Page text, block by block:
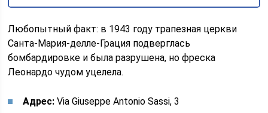
Любопытный факт: в 1943 году трапезная церкви
Санта-Мария-делле-Грация подверглась
бомбардировке и была разрушена, но фреска
Леонардо чудом уцелела.
Адрес: Via Giuseppe Antonio Sassi, 3